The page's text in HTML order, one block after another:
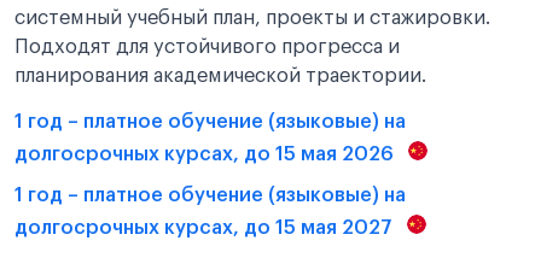
системный учебный план, проекты и стажировки.
Подходят для устойчивого прогресса и
планирования академической траектории.
1 год – платное обучение (языковые) на
долгосрочных курсах, до 15 мая 2026
1 год – платное обучение (языковые) на
долгосрочных курсах, до 15 мая 2027